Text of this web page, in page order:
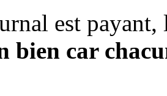
est payant,
bien car